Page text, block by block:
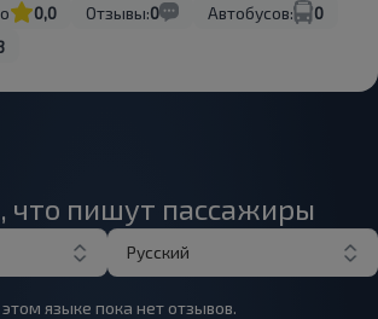
0,0 Отзывы:0 Автобусов:
0
что пишут пассажиры
Русский
языке пока нет отзывов.